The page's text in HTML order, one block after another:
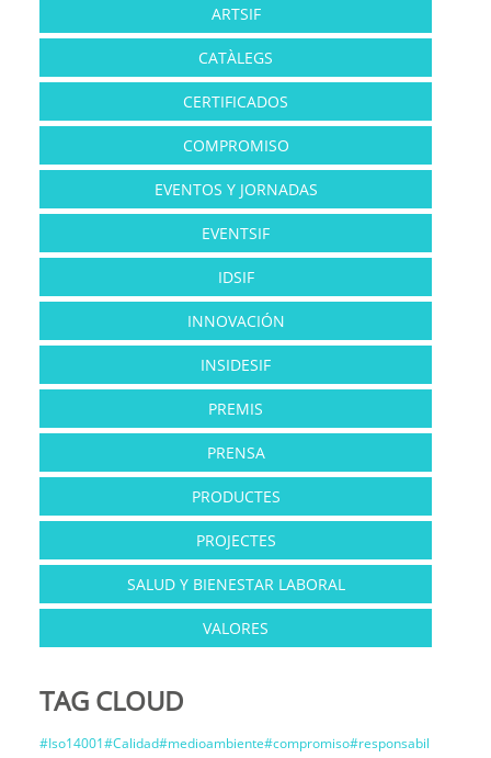
ARTSIF
CATÀLEGS
CERTIFICADOS
COMPROMISO
EVENTOS Y JORNADAS
EVENTSIF
IDSIF
INNOVACIÓN
INSIDESIF
PREMIS
PRENSA
PRODUCTES
PROJECTES
SALUD Y BIENESTAR LABORAL
VALORES
TAG CLOUD
#Iso14001#Calidad#medioambiente#compromiso#responsabil